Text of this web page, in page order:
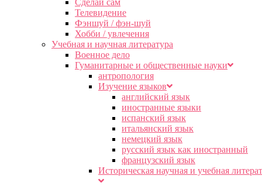
Сделай сам
Телевидение
Фэншуй / фэн-шуй
Хобби / увлечения
Учебная и научная литература
Военное дело
Гуманитарные и общественные науки
антропология
Изучение языков
английский язык
иностранные языки
испанский язык
итальянский язык
немецкий язык
русский язык как иностранный
французский язык
Историческая научная и учебная